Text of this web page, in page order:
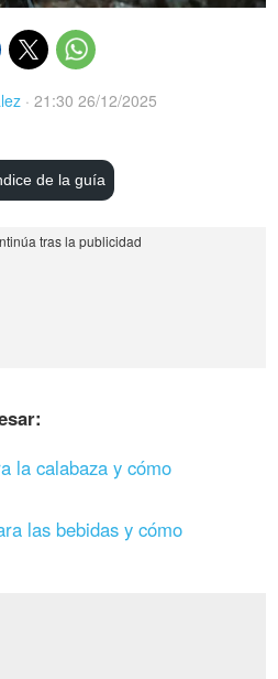
· 21:30 26/12/2025
de la guía
la calabaza y cómo
las bebidas y cómo